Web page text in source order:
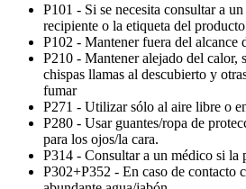
P101 - Si se necesita consultar a
recipiente o la etiqueta del
P102 - Mantener fuera del alcance
P210 - Mantener alejado del calor,
chispas llamas al descubierto y
fumar
P271 - Utilizar sólo al aire libre o
P280 - Usar guantes/ropa de
para los ojos/la cara.
P314 - Consultar a un médico si la
P302+P352 - En caso de contacto